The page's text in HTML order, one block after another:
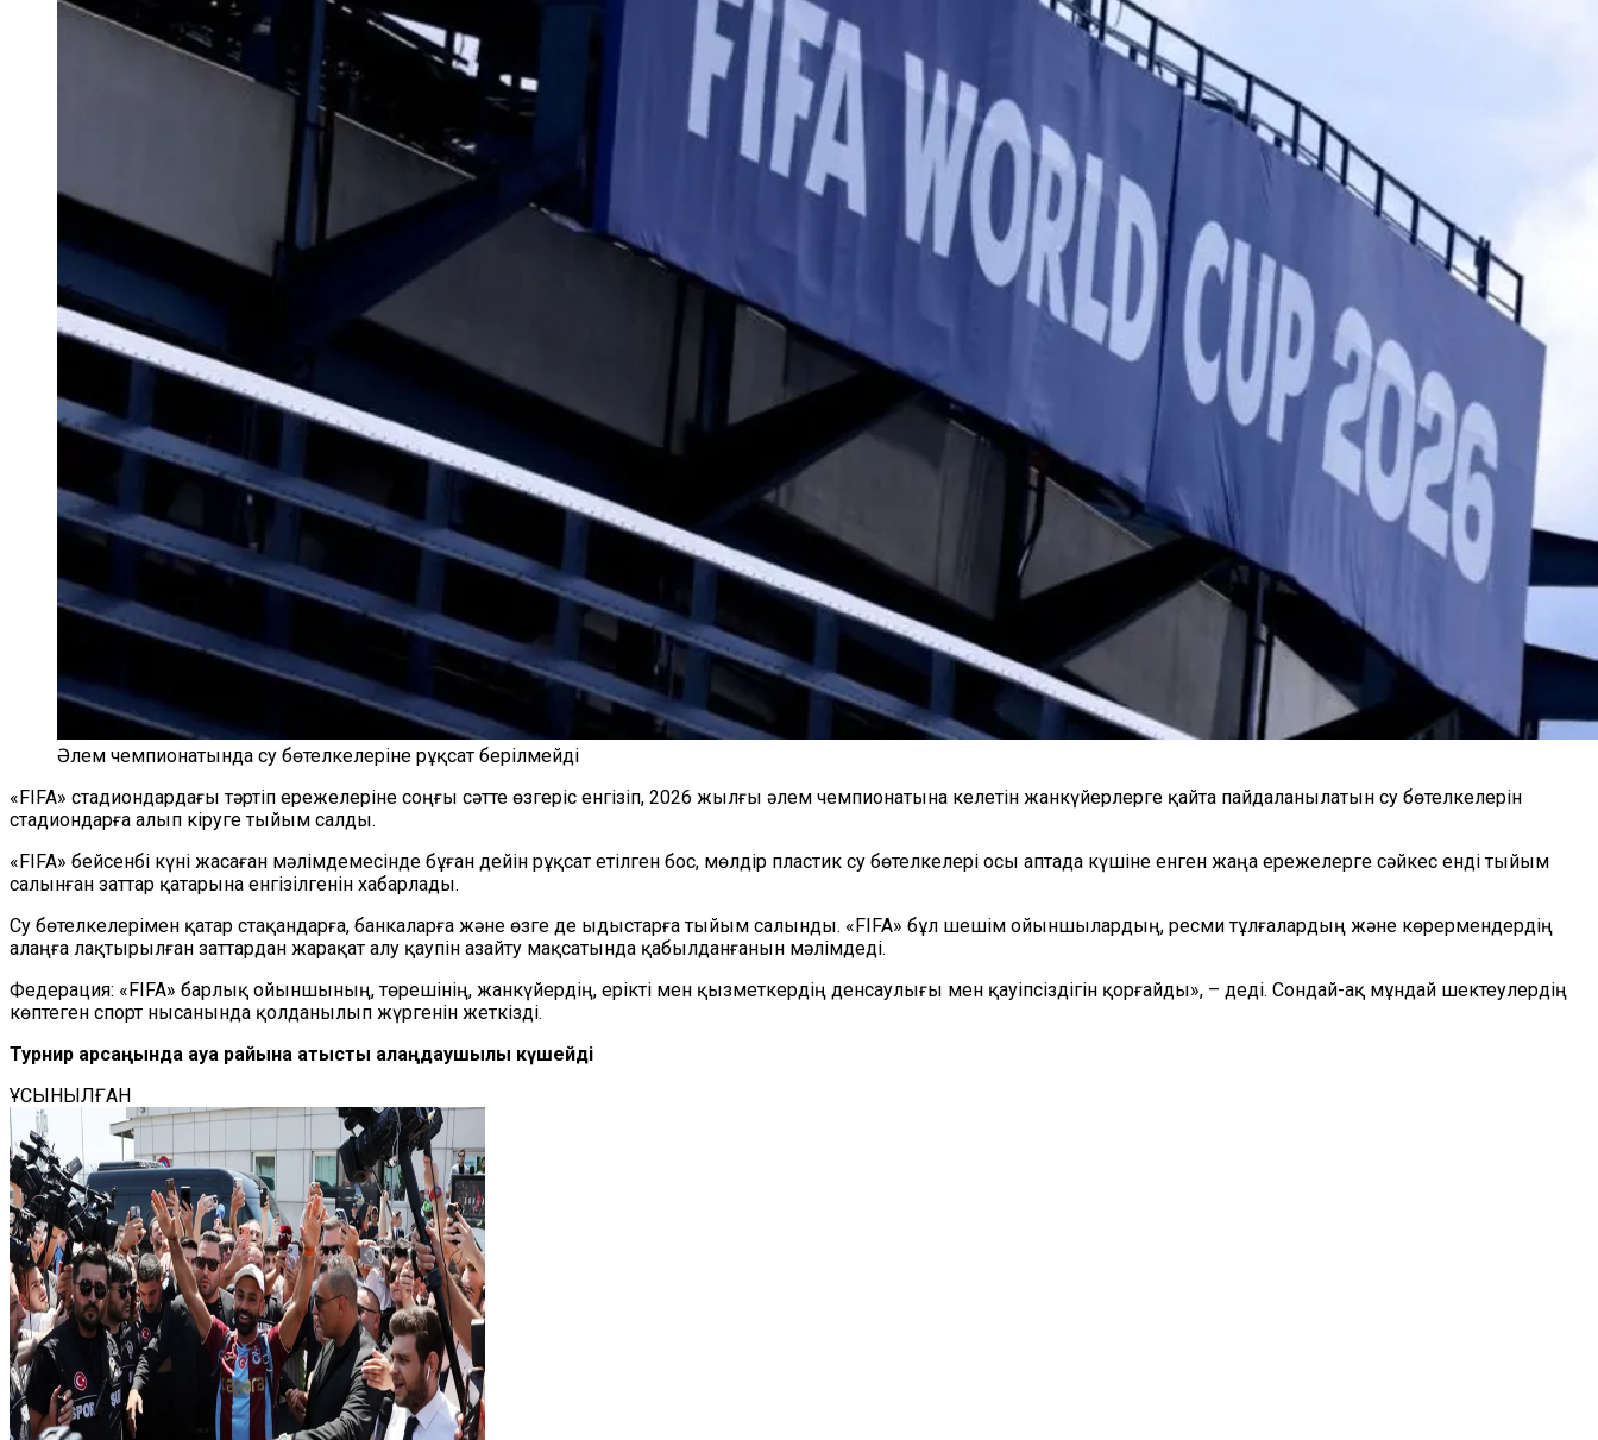
Әлем чемпионатында су бөтелкелеріне рұқсат берілмейді
«FIFA» стадиондардағы тәртіп ережелеріне соңғы сәтте өзгеріс енгізіп, 2026 жылғы әлем чемпионатына келетін жанкүйерлерге қайта пайдаланылатын су бөтелкелерін
стадиондарға алып кіруге тыйым салды.
«FIFA» бейсенбі күні жасаған мәлімдемесінде бұған дейін рұқсат етілген бос, мөлдір пластик су бөтелкелері осы аптада күшіне енген жаңа ережелерге сәйкес енді тыйым
салынған заттар қатарына енгізілгенін хабарлады.
Су бөтелкелерімен қатар стақандарға, банкаларға және өзге де ыдыстарға тыйым салынды. «FIFA» бұл шешім ойыншылардың, ресми тұлғалардың және көрермендердің
алаңға лақтырылған заттардан жарақат алу қаупін азайту мақсатында қабылданғанын мәлімдеді.
Федерация: «FIFA» барлық ойыншының, төрешінің, жанкүйердің, ерікті мен қызметкердің денсаулығы мен қауіпсіздігін қорғайды», – деді. Сондай-ақ мұндай шектеулердің
көптеген спорт нысанында қолданылып жүргенін жеткізді.
Турнир қарсаңында ауа райына қатысты алаңдаушылық күшейді
ҰСЫНЫЛҒАН